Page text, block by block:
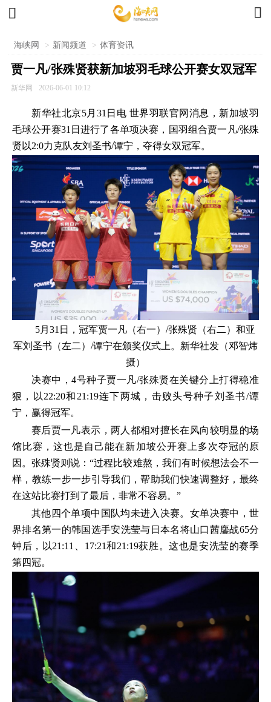
 
海峡网 > 新闻频道 > 体育资讯
贾一凡/张殊贤获新加坡羽毛球公开赛女双冠军
新华网 2026-06-01 10:12
新华社北京5月31日电 世界羽联官网消息，新加坡羽
毛球公开赛31日进行了各单项决赛，国羽组合贾一凡/张殊
贤以2:0力克队友刘圣书/谭宁，夺得女双冠军。
5月31日，冠军贾一凡（右一）/张殊贤（右二）和亚
军刘圣书（左二）/谭宁在颁奖仪式上。新华社发（邓智炜
摄）
决赛中，4号种子贾一凡/张殊贤在关键分上打得稳准
狠，以22:20和21:19连下两城，击败头号种子刘圣书/谭
宁，赢得冠军。
赛后贾一凡表示，两人都相对擅长在风向较明显的场
馆比赛，这也是自己能在新加坡公开赛上多次夺冠的原
因。张殊贤则说：“过程比较难熬，我们有时候想法会不一
样，教练一步一步引导我们，帮助我们快速调整好，最终
在这站比赛打到了最后，非常不容易。”
其他四个单项中国队均未进入决赛。女单决赛中，世
界排名第一的韩国选手安洗莹与日本名将山口茜鏖战65分
钟后，以21:11、17:21和21:19获胜。这也是安洗莹的赛季
第四冠。